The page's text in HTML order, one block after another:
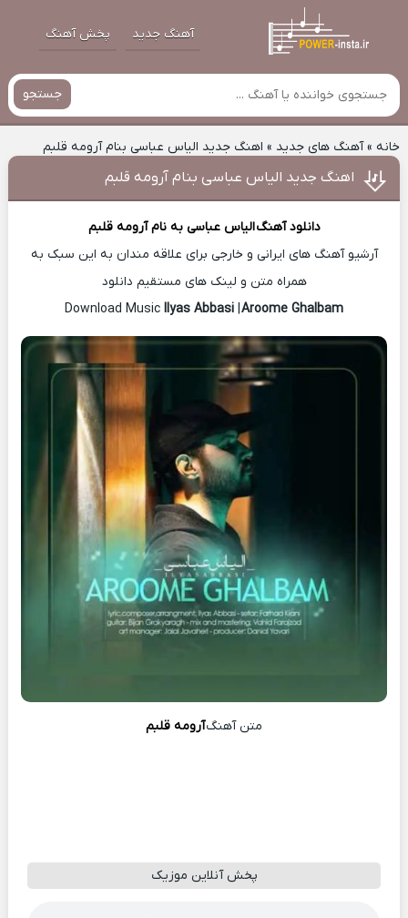
آهنگ جدید پخش آهنگ
جستجو
خانه»آهنگ های جدید » اهنگ جدید الیاس عباسی بنام آرومه قلبم
اهنگ جدید الیاس عباسی بنام آرومه قلبم
دانلود آهنگالیاس عباسی به نام آرومه قلبم
آرشیو آهنگ های ایرانی و خارجی برای علاقه مندان به این سبک به
همراه متن و لینک های مستقیم دانلود
Download Music
Ilyas Abbasi|Aroome Ghalbam
متن آهنگآرومه قلبم
پخش آنلاین موزیک